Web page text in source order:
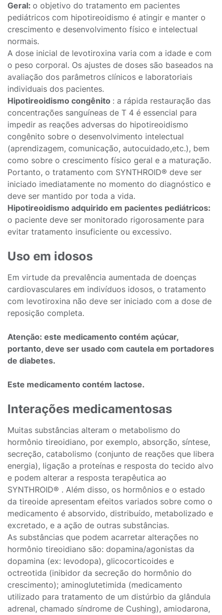
Geral: o objetivo do tratamento em pacientes
pediátricos com hipotireoidismo é atingir e manter o
crescimento e desenvolvimento físico e intelectual
normais.
A dose inicial de levotiroxina varia com a idade e com
o peso corporal. Os ajustes de doses são baseados na
avaliação dos parâmetros clínicos e laboratoriais
individuais dos pacientes.
Hipotireoidismo congênito : a rápida restauração das
concentrações sanguíneas de T 4 é essencial para
impedir as reações adversas do hipotireoidismo
congênito sobre o desenvolvimento intelectual
(aprendizagem, comunicação, autocuidado,etc.), bem
como sobre o crescimento físico geral e a maturação.
Portanto, o tratamento com SYNTHROID® deve ser
iniciado imediatamente no momento do diagnóstico e
deve ser mantido por toda a vida.
Hipotireoidismo adquirido em pacientes pediátricos:
o paciente deve ser monitorado rigorosamente para
evitar tratamento insuficiente ou excessivo.
Uso em idosos
Em virtude da prevalência aumentada de doenças
cardiovasculares em indivíduos idosos, o tratamento
com levotiroxina não deve ser iniciado com a dose de
reposição completa.
Atenção: este medicamento contém açúcar,
portanto, deve ser usado com cautela em portadores
de diabetes.
Este medicamento contém lactose.
Interações medicamentosas
Muitas substâncias alteram o metabolismo do
hormônio tireoidiano, por exemplo, absorção, síntese,
secreção, catabolismo (conjunto de reações que libera
energia), ligação a proteínas e resposta do tecido alvo
e podem alterar a resposta terapêutica ao
SYNTHROID® . Além disso, os hormônios e o estado
da tireoide apresentam efeitos variados sobre como o
medicamento é absorvido, distribuído, metabolizado e
excretado, e a ação de outras substâncias.
As substâncias que podem acarretar alterações no
hormônio tireoidiano são: dopamina/agonistas da
dopamina (ex: levodopa), glicocorticoides e
octreotida (inibidor da secreção do hormônio do
crescimento); aminoglutetimida (medicamento
utilizado para tratamento de um distúrbio da glândula
adrenal, chamado síndrome de Cushing), amiodarona,